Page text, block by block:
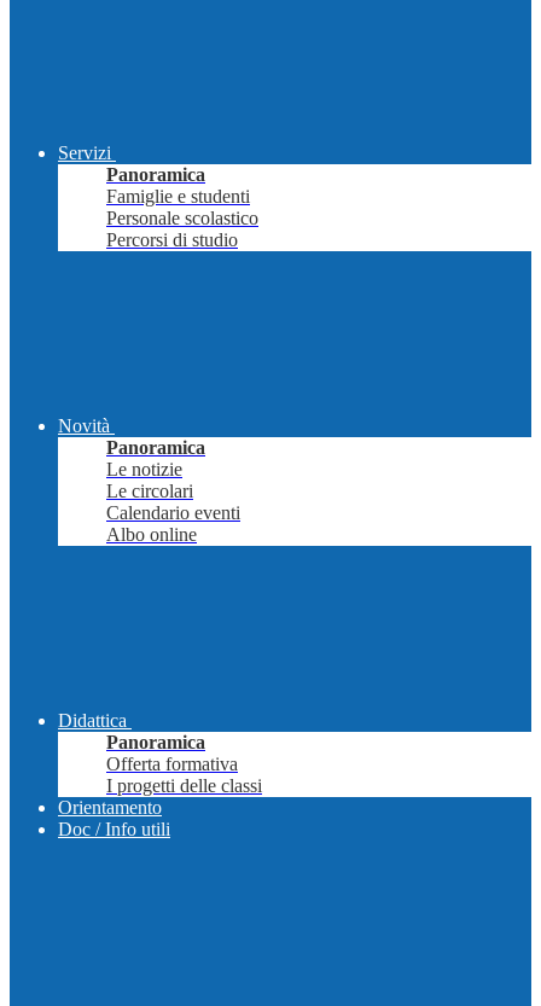
Servizi
Panoramica
Famiglie e studenti
Personale scolastico
Percorsi di studio
Novità
Panoramica
Le notizie
Le circolari
Calendario eventi
Albo online
Didattica
Panoramica
Offerta formativa
I progetti delle classi
Orientamento
Doc / Info utili